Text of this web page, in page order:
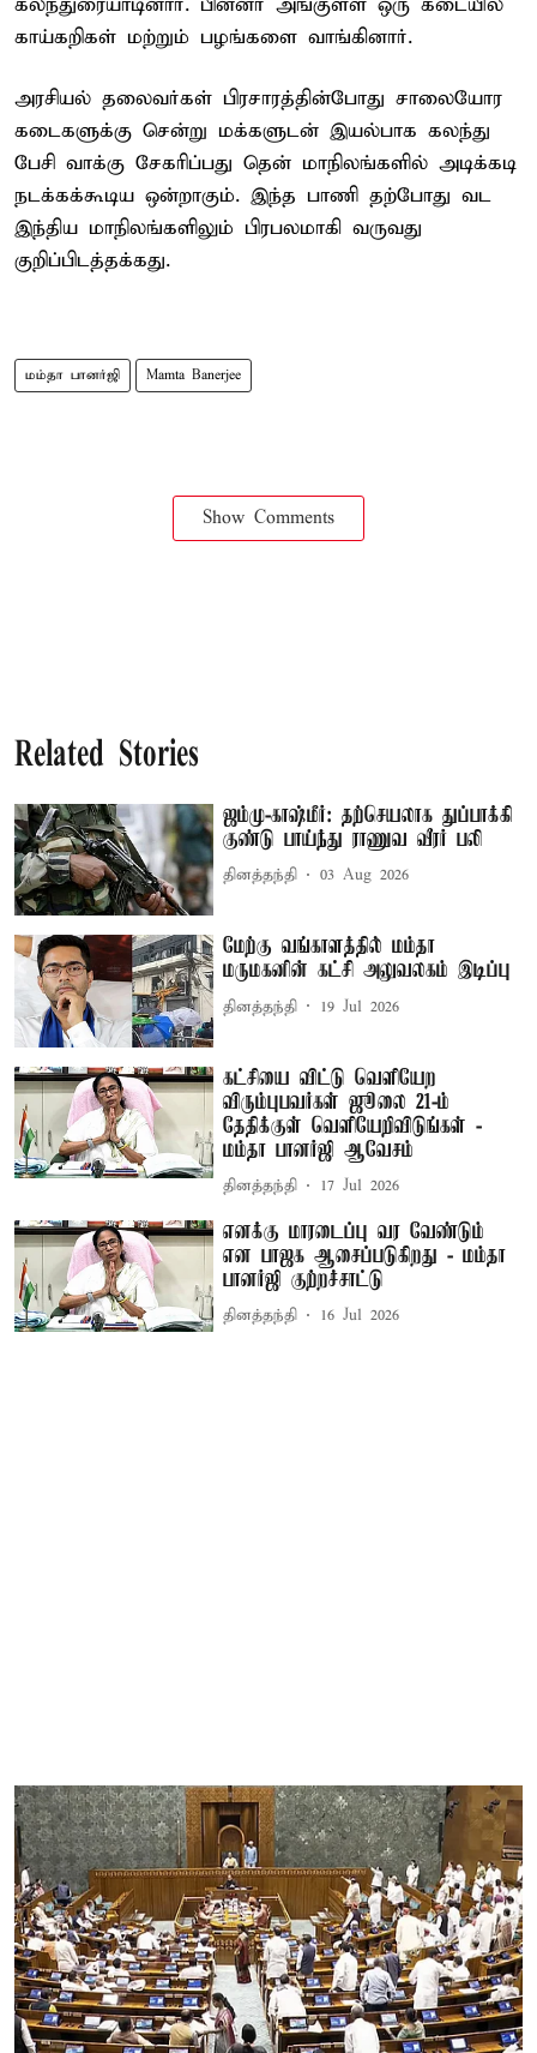
காய்கறிகள் மற்றும் பழங்களை வாங்கினார்.
அரசியல் தலைவர்கள் பிரசாரத்தின்போது சாலையோர
கடைகளுக்கு சென்று மக்களுடன் இயல்பாக கலந்து
பேசி வாக்கு சேகரிப்பது தென் மாநிலங்களில் அடிக்கடி
நடக்கக்கூடிய ஒன்றாகும். இந்த பாணி தற்போது வட
இந்திய மாநிலங்களிலும் பிரபலமாகி வருவது
குறிப்பிடத்தக்கது.
மம்தா பானர்ஜி Mamta Banerjee
Show Comments
Related Stories
ஜம்மு-காஷ்மீர்: தற்செயலாக துப்பாக்கி
குண்டு பாய்ந்து ராணுவ வீரர் பலி
தினத்தந்தி 03 Aug 2026
மேற்கு வங்காளத்தில் மம்தா
மருமகனின் கட்சி அலுவலகம் இடிப்பு
தினத்தந்தி 19 Jul 2026
கட்சியை விட்டு வெளியேற
விரும்புபவர்கள் ஜூலை 21-ம்
தேதிக்குள் வெளியேறிவிடுங்கள் -
மம்தா பானர்ஜி ஆவேசம்
தினத்தந்தி 17 Jul 2026
எனக்கு மாரடைப்பு வர வேண்டும்
என பாஜக ஆசைப்படுகிறது - மம்தா
பானர்ஜி குற்றச்சாட்டு
தினத்தந்தி 16 Jul 2026